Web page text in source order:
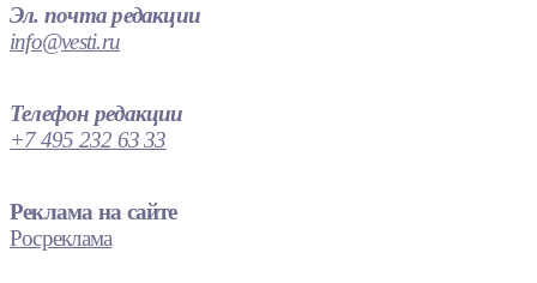
Эл. почта редакции
info@vesti.ru
Телефон редакции
+7 495 232 63 33
Реклама на сайте
Росреклама